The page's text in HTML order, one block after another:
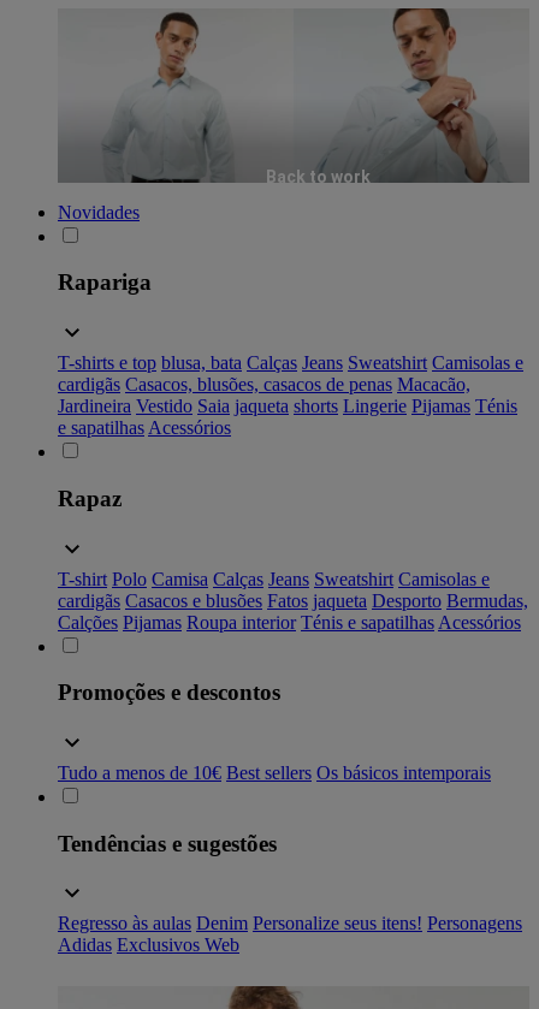
Back to work
Novidades
Rapariga
T-shirts e top blusa, bata Calças Jeans Sweatshirt Camisolas e
cardigãs Casacos, blusões, casacos de penas Macacão,
Jardineira Vestido Saia jaqueta shorts Lingerie Pijamas Ténis
e sapatilhas Acessórios
Rapaz
T-shirt Polo Camisa Calças Jeans Sweatshirt Camisolas e
cardigãs Casacos e blusões Fatos jaqueta Desporto Bermudas,
Calções Pijamas Roupa interior Ténis e sapatilhas Acessórios
Promoções e descontos
Tudo a menos de 10€ Best sellers Os básicos intemporais
Tendências e sugestões
Regresso às aulas Denim Personalize seus itens! Personagens
Adidas Exclusivos Web